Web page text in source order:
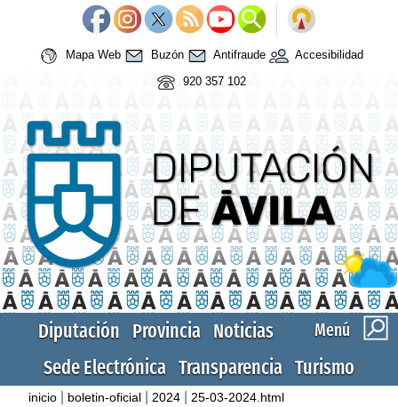
Mapa Web Buzón Antifraude
Accesibilidad
920 357 102
Menú
Diputación Provincia Noticias
Sede Electrónica Transparencia Turismo
inicio boletin-oficial 2024 25-03-2024.html